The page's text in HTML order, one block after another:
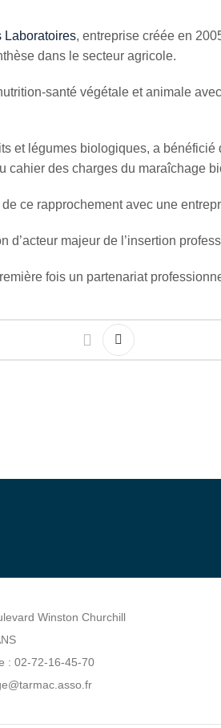
Laboratoires, entreprise créée en
dans le secteur agricole.
santé végétale et animale
et légumes biologiques, a
des charges du maraîchage
ce rapprochement avec une
majeur de l’insertion
fois un partenariat
Winston Churchill
: 02-72-16-45-70